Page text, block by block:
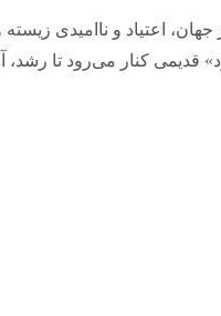
اعتیاد و ناامیدی
کنار می‌رود تا رشد،